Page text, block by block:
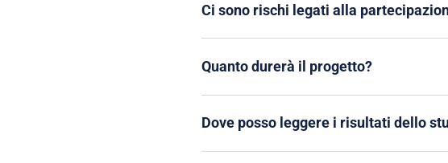
Ci sono rischi legati alla
Quanto durerà il progetto?
Dove posso leggere i risultati dello